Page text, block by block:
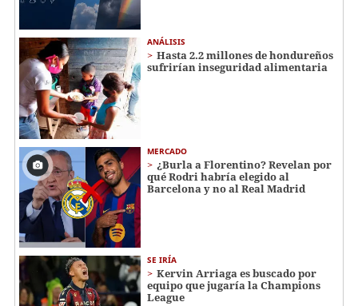
ANÁLISIS
Hasta 2.2 millones de hondureños
sufrirían inseguridad alimentaria
MERCADO
¿Burla a Florentino? Revelan por
qué Rodri habría elegido al
Barcelona y no al Real Madrid
SE IRÍA
Kervin Arriaga es buscado por
equipo que jugaría la Champions
League